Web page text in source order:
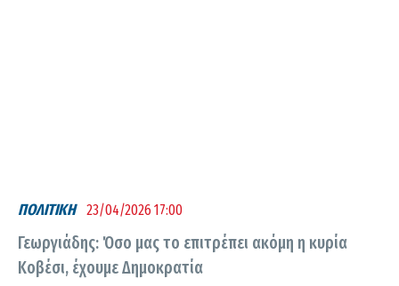
ΠΟΛΙΤΙΚΗ 23/04/2026 17:00
Γεωργιάδης: Όσο μας το επιτρέπει ακόμη η κυρία
Κοβέσι, έχουμε Δημοκρατία